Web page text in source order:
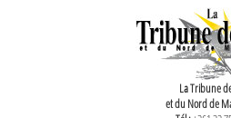
La Tribune
et du Nord de